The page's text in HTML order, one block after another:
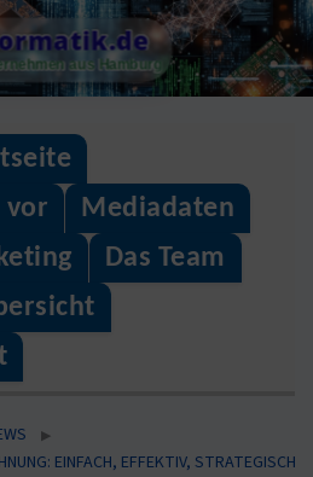
aus Hamburg
vor
Mediadaten
Das Team
▶
EINFACH, EFFEKTIV, STRATEGISCH